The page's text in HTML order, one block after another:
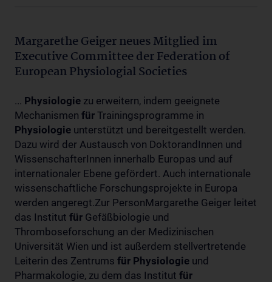
Margarethe Geiger neues Mitglied im
Executive Committee der Federation of
European Physiologial Societies
... Physiologie zu erweitern, indem geeignete
Mechanismen für Trainingsprogramme in
Physiologie unterstützt und bereitgestellt werden.
Dazu wird der Austausch von DoktorandInnen und
WissenschafterInnen innerhalb Europas und auf
internationaler Ebene gefördert. Auch internationale
wissenschaftliche Forschungsprojekte in Europa
werden angeregt.Zur PersonMargarethe Geiger leitet
das Institut für Gefäßbiologie und
Thromboseforschung an der Medizinischen
Universität Wien und ist außerdem stellvertretende
Leiterin des Zentrums für Physiologie und
Pharmakologie, zu dem das Institut für